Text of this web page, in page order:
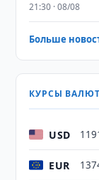
21:30 · 08/08
Больше
КУРСЫ ВАЛЮТ
USD
EUR